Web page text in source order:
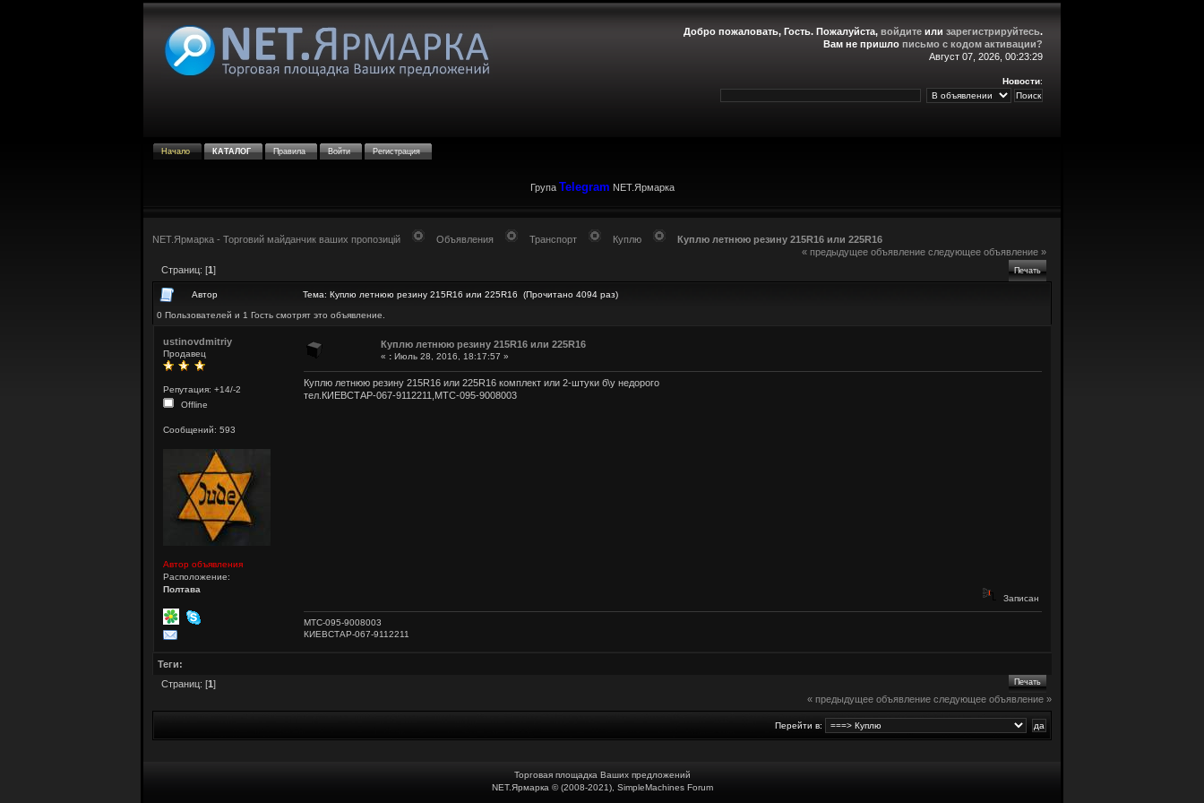
Добро пожаловать, Гость. Пожалуйста, войдите или зарегистрируйтесь.
Вам не пришло письмо с кодом активации?
Август 07, 2026, 00:23:29
Новости:
Начало КАТАЛОГ Правила Войти Регистрация
Група Telegram NET.Ярмарка
NET.Ярмарка - Торговий майданчик ваших пропозицій Объявления Транспорт Куплю Куплю летнюю резину 215R16 или 225R16
Страниц: [1]
« предыдущее объявление следующее объявление »
Печать
Автор Тема: Куплю летнюю резину 215R16 или 225R16 (Прочитано 4094 раз)
0 Пользователей и 1 Гость смотрят это объявление.
ustinovdmitriy
Продавец
Репутация: +14/-2
Offline
Сообщений: 593
Автор объявления
Расположение:
Полтава
Куплю летнюю резину 215R16 или 225R16
« : Июль 28, 2016, 18:17:57 »
Куплю летнюю резину 215R16 или 225R16 комплект или 2-штуки б\у недорого
тел.КИЕВСТАР-067-9112211,МТС-095-9008003
Записан
МТС-095-9008003
КИЕВСТАР-067-9112211
Теги:
Страниц: [1] Печать
« предыдущее объявление следующее объявление »
Перейти в:
Торговая площадка Ваших предложений
NET.Ярмарка © (2008-2021), SimpleMachines Forum